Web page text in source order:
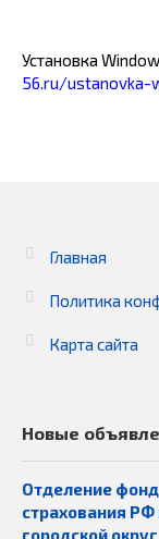
Установка
56.ru/ustanovka-
Главная
Политика
Карта сайта
Новые
Отделение
страхования РФ
городской округ